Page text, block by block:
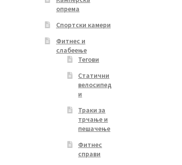
опрема
Спортски камери
Фитнес и
слабеење
Тегови
Статични
велосипед
и
Траки за
трчање и
пешачење
Фитнес
справи